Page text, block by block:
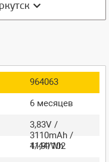
964063
6 месяцев
3,83V /
3110mAh /
11,91Wh
4/44/102